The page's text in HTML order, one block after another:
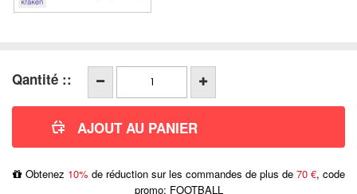
Qantité ::
Obtenez 10% de réduction sur les commandes de plus de 70 €, code
promo: FOOTBALL